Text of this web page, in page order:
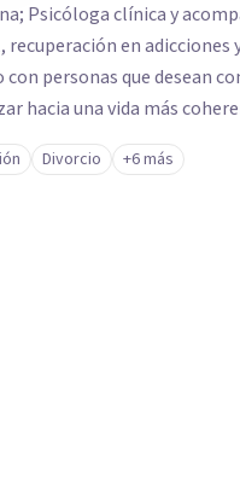
Psicóloga clínica y
en
personas que desean
hacia una vida más
Divorcio +6 más